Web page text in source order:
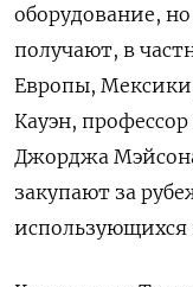
оборудование,
получают, в
Европы,
Кауэн,
Джорджа
закупают за
использующихся